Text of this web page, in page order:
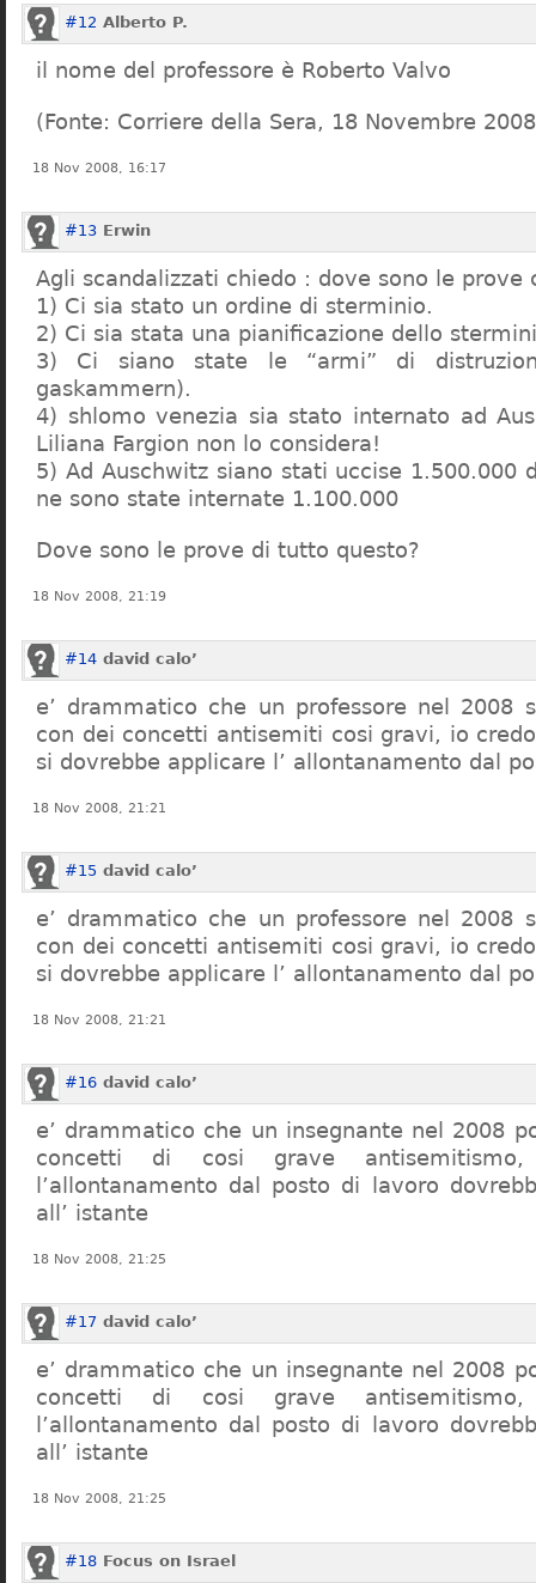
#12 Alberto P.
il nome del professore è Roberto Valvo
(Fonte: Corriere della Sera, 18 Novembre
18 Nov 2008, 16:17
#13 Erwin
Agli scandalizzati chiedo : dove sono le prove
1) Ci sia stato un ordine di sterminio.
2) Ci sia stata una pianificazione dello
3) Ci siano state le “armi” di
gaskammern).
4) shlomo venezia sia stato internato ad
Liliana Fargion non lo considera!
5) Ad Auschwitz siano stati uccise 1.500.000
ne sono state internate 1.100.000
Dove sono le prove di tutto questo?
18 Nov 2008, 21:19
#14 david calo’
e’ drammatico che un professore nel 2008
con dei concetti antisemiti cosi gravi, io
si dovrebbe applicare l’ allontanamento dal
18 Nov 2008, 21:21
#15 david calo’
e’ drammatico che un professore nel 2008
con dei concetti antisemiti cosi gravi, io
si dovrebbe applicare l’ allontanamento dal
18 Nov 2008, 21:21
#16 david calo’
e’ drammatico che un insegnante nel 2008
concetti di cosi grave
l’allontanamento dal posto di lavoro
all’ istante
18 Nov 2008, 21:25
#17 david calo’
e’ drammatico che un insegnante nel 2008
concetti di cosi grave
l’allontanamento dal posto di lavoro
all’ istante
18 Nov 2008, 21:25
#18 Focus on Israel